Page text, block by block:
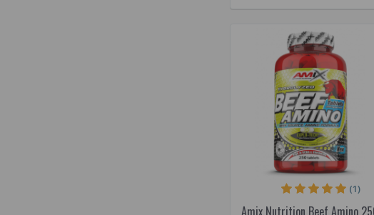
Amix Nutrition Beef Amino
(1)